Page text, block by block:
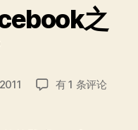
之
“非
有 1 条评论